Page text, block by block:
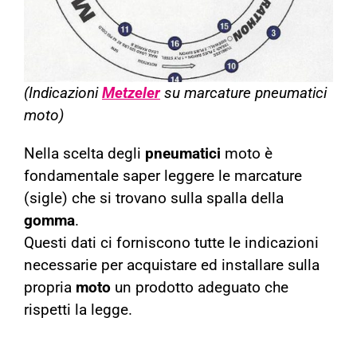
(IndicazioniMetzelersu marcature pneumatici
moto)
Nella scelta degli pneumatici moto è
fondamentale saper leggere le marcature
(sigle) che si trovano sulla spalla della
gomma.
Questi dati ci forniscono tutte le indicazioni
necessarie per acquistare ed installare sulla
propria moto un prodotto adeguato che
rispetti la legge.